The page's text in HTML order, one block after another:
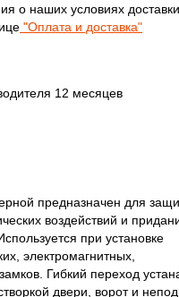
предназначен для
воздействий и
при установке
электромагнитных,
Гибкий переход
двери, ворот и
о наших условиях
"Оплата и доставка"
12 месяцев